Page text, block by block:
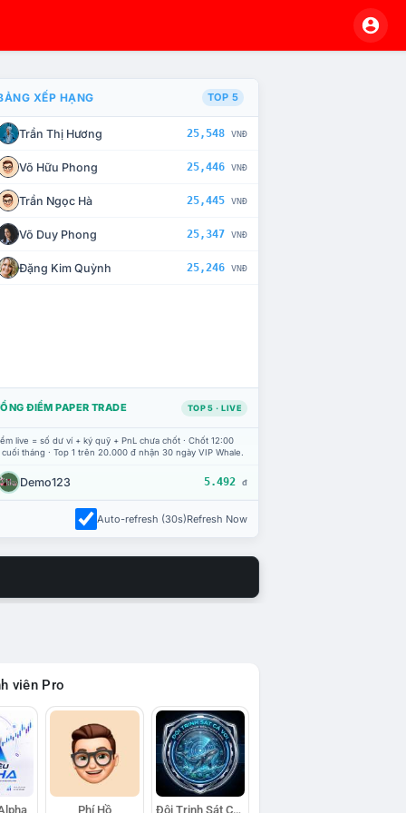
CHẾ TÀI XỬ LÝ VI PHẠM
XẾP HẠNG TOP 5
Trần Thị Hương 25,548 VNĐ
Võ Hữu Phong 25,446 VNĐ
Trần Ngọc Hà 25,445 VNĐ
Võ Duy Phong 25,347 VNĐ
Đặng Kim Quỳnh 25,246 VNĐ
ĐIỂM PAPER TRADE TOP 5 · LIVE
live = số dư ví + ký quỹ + PnL chưa chốt · Chốt 12:00
tháng · Top 1 trên 20.000 đ nhận 30 ngày VIP Whale.
Demo123 5.492 đ
Auto-refresh (30s)Refresh Now
viên Pro
Phí Hồ Đội Trinh Sát Cá Voi